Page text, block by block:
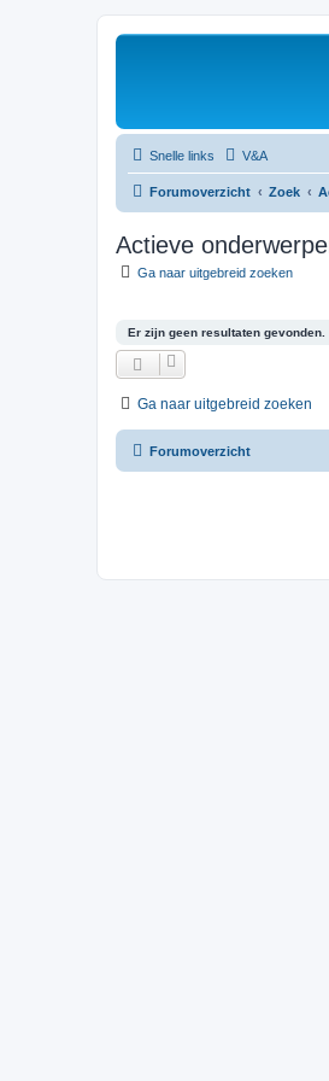
Snelle links V&A
Forumoverzicht Zoek
Actieve
Ga naar uitgebreid zoeken
Er zijn geen resultaten gevonden.
Ga naar uitgebreid zoeken
Forumoverzicht